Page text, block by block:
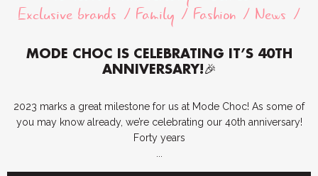
Exclusive brands
Family Fashion News
MODE CHOC IS CELEBRATING IT’S 40TH
ANNIVERSARY!🎉
2023 marks a great milestone for us at Mode Choc! As some of
you may know already, we’re celebrating our 40th anniversary!
Forty years